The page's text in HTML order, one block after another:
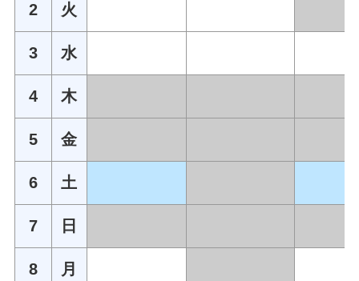
2 火
3 水
4 木
5 金
6 土
7 日
8 月